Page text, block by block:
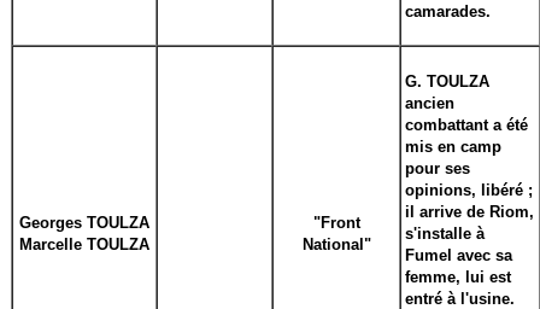
camarades.
Georges TOULZA
Marcelle TOULZA
"Front
National"
G. TOULZA
ancien
combattant a été
mis en camp
pour ses
opinions, libéré ;
il arrive de Riom,
s'installe à
Fumel avec sa
femme, lui est
entré à l'usine.